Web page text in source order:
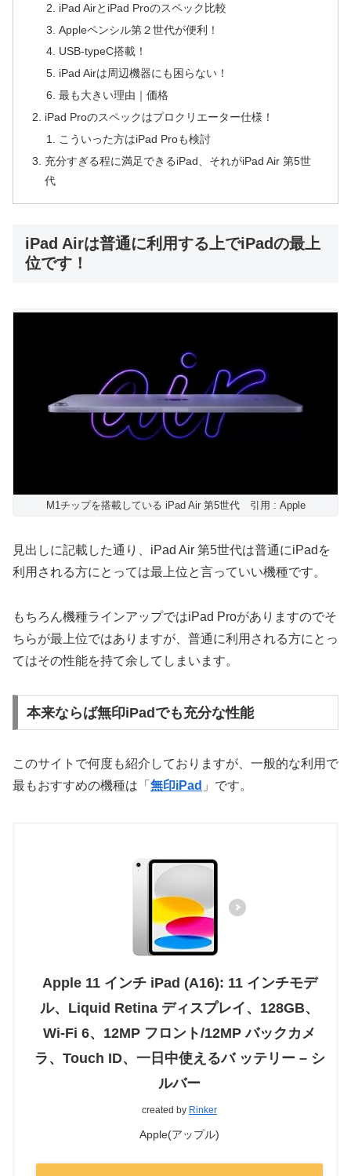
iPad AirとiPad Proのスペック比較
Appleペンシル第２世代が便利！
USB-typeC搭載！
iPad Airは周辺機器にも困らない！
最も大きい理由｜価格
iPad Proのスペックはプロクリエーター仕様！
こういった方はiPad Proも検討
充分すぎる程に満足できるiPad、それがiPad Air 第5世
代
iPad Airは普通に利用する上でiPadの最上
位です！
M1チップを搭載している iPad Air 第5世代 引用 : Apple
見出しに記載した通り、iPad Air 第5世代は普通にiPadを
利用される方にとっては最上位と言っていい機種です。
もちろん機種ラインアップではiPad Proがありますのでそ
ちらが最上位ではありますが、普通に利用される方にとっ
てはその性能を持て余してしまいます。
本来ならば無印iPadでも充分な性能
このサイトで何度も紹介しておりますが、一般的な利用で
最もおすすめの機種は「 無印iPad 」です。
Apple 11 インチ iPad (A16): 11 インチモデ
ル、Liquid Retina ディスプレイ、128GB、
Wi-Fi 6、12MP フロント/12MP バックカメ
ラ、Touch ID、一日中使えるバ ッテリー – シ
ルバー
created by Rinker
Apple(アップル)